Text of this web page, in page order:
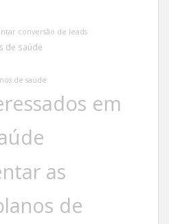
conversão de leads
de saúde
de saúde
em
as
de